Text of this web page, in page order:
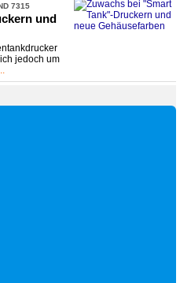
7315
und
jedoch um